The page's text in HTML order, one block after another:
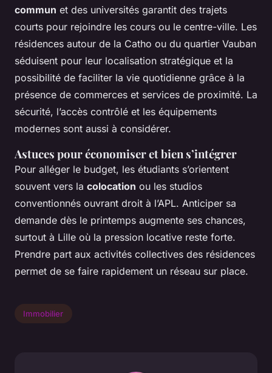
commun et des universités garantit des trajets
courts pour rejoindre les cours ou le centre-ville. Les
résidences autour de la Catho ou du quartier Vauban
séduisent pour leur localisation stratégique et la
possibilité de faciliter la vie quotidienne grâce à la
présence de commerces et services de proximité. La
sécurité, l’accès contrôlé et les équipements
modernes sont aussi à considérer.
Astuces pour économiser et bien s’intégrer
Pour alléger le budget, les étudiants s’orientent
souvent vers la colocation ou les studios
conventionnés ouvrant droit à l’APL. Anticiper sa
demande dès le printemps augmente ses chances,
surtout à Lille où la pression locative reste forte.
Prendre part aux activités collectives des résidences
permet de se faire rapidement un réseau sur place.
Immobilier